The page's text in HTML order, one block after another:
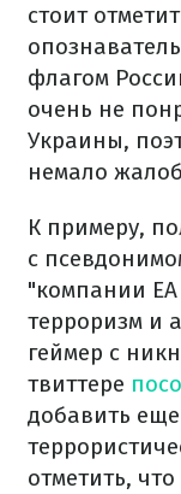
стоит
флагом
очень не
Украины,
немало
К примеру,
с
"компании
терроризм и
геймер с
твиттере
добавить
отметить,